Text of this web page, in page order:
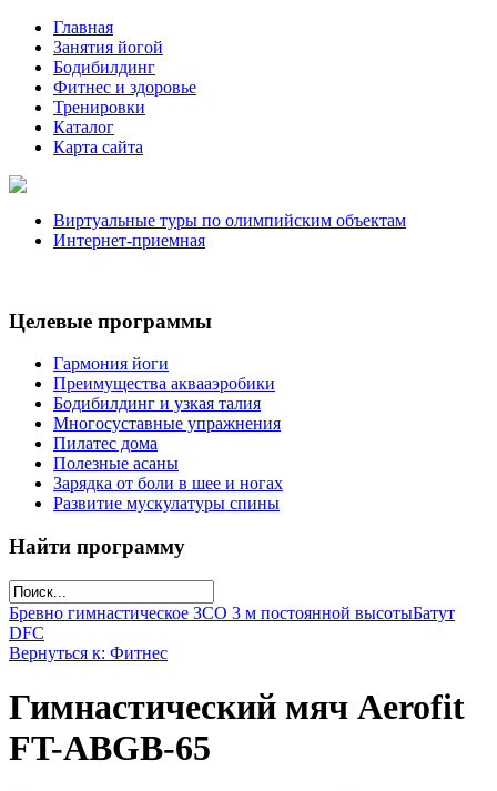
Главная
Занятия йогой
Бодибилдинг
Фитнес и здоровье
Тренировки
Каталог
Карта сайта
Виртуальные туры по олимпийским объектам
Интернет-приемная
Целевые программы
Гармония йоги
Преимущества аквааэробики
Бодибилдинг и узкая талия
Многосуставные упражнения
Пилатес дома
Полезные асаны
Зарядка от боли в шее и ногах
Развитие мускулатуры спины
Найти программу
Бревно гимнастическое ЗСО 3 м постоянной высотыБатут
DFC
Вернуться к: Фитнес
Гимнастический мяч Aerofit
FT-ABGB-65